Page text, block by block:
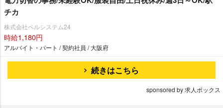
チカ
株式会社ベルシステム24
時給1,180円
アルバイト・パート / 契約社員 / 大阪府
続きはこちら
sponsored by 求人ボックス